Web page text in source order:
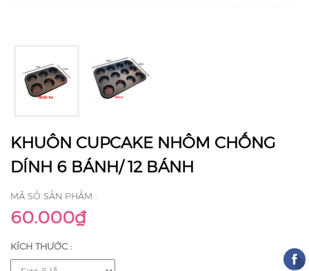
KHUÔN CUPCAKE NHÔM CHỐNG
DÍNH 6 BÁNH/ 12 BÁNH
MÃ SỐ SẢN PHẨM :
60.000₫
KÍCH THƯỚC :